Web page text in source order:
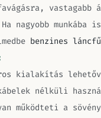
vastagabb
nagyobb munkába
benzines
kialakítás
nélküli
működteti a